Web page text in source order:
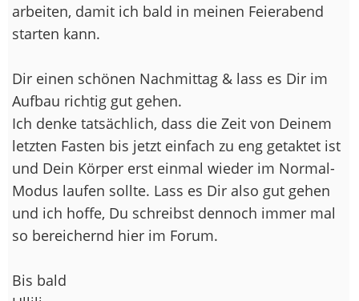
arbeiten, damit ich bald in meinen Feierabend
starten kann.
Dir einen schönen Nachmittag & lass es Dir im
Aufbau richtig gut gehen.
Ich denke tatsächlich, dass die Zeit von Deinem
letzten Fasten bis jetzt einfach zu eng getaktet ist
und Dein Körper erst einmal wieder im Normal-
Modus laufen sollte. Lass es Dir also gut gehen
und ich hoffe, Du schreibst dennoch immer mal
so bereichernd hier im Forum.
Bis bald